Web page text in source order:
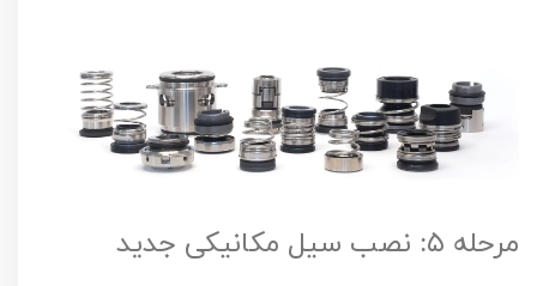
مرحله ۵: نصب سیل مکانیکی جدید